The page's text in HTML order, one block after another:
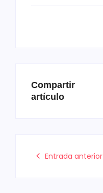
Compartir
artículo
Entrada anterior